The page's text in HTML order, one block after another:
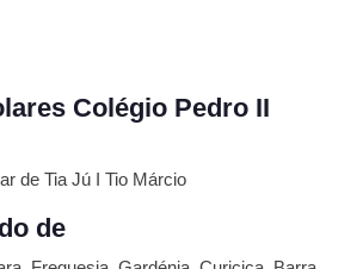
Colégio Pedro II
de Tia Jú I Tio Márcio
de